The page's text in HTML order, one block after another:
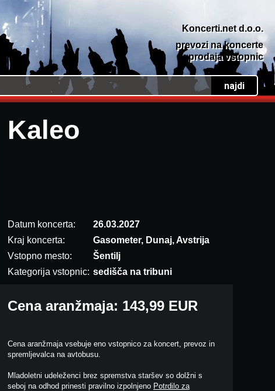
Koncerti.net d.o.o.
prevozi na koncerte
prodaja vstopnic
Kaleo
Datum koncerta:
26.03.2027
Kraj koncerta:
Gasometer, Dunaj, Avstrija
Vstopno mesto:
Šentilj
Kategorija vstopnic: sedišča na tribuni
Cena aranžmaja: 143,99 EUR
Cena aranžmaja vsebuje eno vstopnico za koncert, prevoz in
spremljevalca na avtobusu.
Mladoletni udeleženci brez spremstva staršev so dolžni s
seboj na odhod prinesti pravilno izpolnjeno Potrdilo za